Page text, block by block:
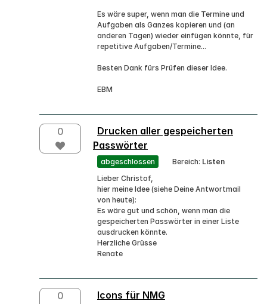
Es wäre super, wenn man die Termine und
Aufgaben als Ganzes kopieren und (an
anderen Tagen) wieder einfügen könnte, für
repetitive Aufgaben/Termine...
Besten Dank fürs Prüfen dieser Idee.
EBM
0
Drucken aller gespeicherten
Passwörter
abgeschlossen Bereich: Listen
Lieber Christof,
hier meine Idee (siehe Deine Antwortmail
von heute):
Es wäre gut und schön, wenn man die
gespeicherten Passwörter in einer Liste
ausdrucken könnte.
Herzliche Grüsse
Renate
0 Icons für NMG